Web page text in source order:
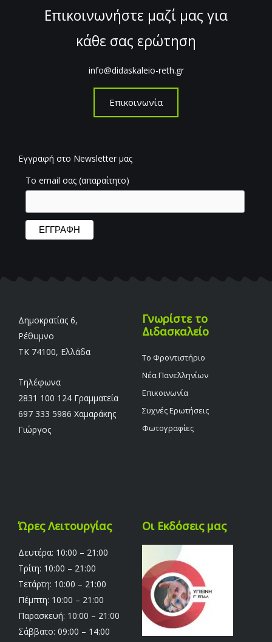
Επικοινωνήστε μαζί μας για
κάθε σας ερώτηση
info@didaskaleio-reth.gr
Επικοινωνία
Εγγραφή στο Newsletter μας
Το email σας (απαραίτητο)
Δημοκρατίας 6,
Ρέθυμνο
TK 74100, Ελλάδα
Τηλέφωνα
2831 100 124 Γραμματεία
697 333 5986 Χαμαράκης
Γιώργος
Γνωρίστε το
Διδασκαλείο
Το Φροντιστήριο
Νέα Πανελληνίων
Επικοινωνία
Συχνές Ερωτήσεις
Φωτογραφίες
Ώρες Λειτουργίας
Δευτέρα: 10:00 – 21:00
Τρίτη: 10:00 – 21:00
Τετάρτη: 10:00 – 21:00
Πέμπτη: 10:00 – 21:00
Παρασκευή: 10:00 – 21:00
Σάββατο: 09:00 – 14:00
Οι Εκδόσεις μας